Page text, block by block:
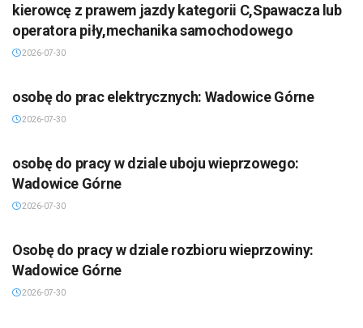
kierowcę z prawem jazdy kategorii C,Spawacza lub
operatora piły,mechanika samochodowego
2026-07-30
osobę do prac elektrycznych: Wadowice Górne
2026-07-30
osobę do pracy w dziale uboju wieprzowego:
Wadowice Górne
2026-07-30
Osobę do pracy w dziale rozbioru wieprzowiny:
Wadowice Górne
2026-07-30